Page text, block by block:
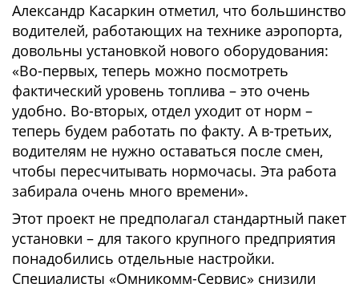
Александр Касаркин отметил, что большинство
водителей, работающих на технике аэропорта,
довольны установкой нового оборудования:
«Во-первых, теперь можно посмотреть
фактический уровень топлива – это очень
удобно. Во-вторых, отдел уходит от норм –
теперь будем работать по факту. А в-третьих,
водителям не нужно оставаться после смен,
чтобы пересчитывать нормочасы. Эта работа
забирала очень много времени».
Этот проект не предполагал стандартный пакет
установки – для такого крупного предприятия
понадобились отдельные настройки.
Специалисты «Омникомм-Сервис» снизили